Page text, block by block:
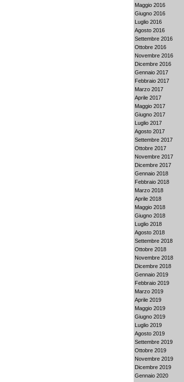
Maggio 2016
Giugno 2016
Luglio 2016
Agosto 2016
Settembre 2016
Ottobre 2016
Novembre 2016
Dicembre 2016
Gennaio 2017
Febbraio 2017
Marzo 2017
Aprile 2017
Maggio 2017
Giugno 2017
Luglio 2017
Agosto 2017
Settembre 2017
Ottobre 2017
Novembre 2017
Dicembre 2017
Gennaio 2018
Febbraio 2018
Marzo 2018
Aprile 2018
Maggio 2018
Giugno 2018
Luglio 2018
Agosto 2018
Settembre 2018
Ottobre 2018
Novembre 2018
Dicembre 2018
Gennaio 2019
Febbraio 2019
Marzo 2019
Aprile 2019
Maggio 2019
Giugno 2019
Luglio 2019
Agosto 2019
Settembre 2019
Ottobre 2019
Novembre 2019
Dicembre 2019
Gennaio 2020